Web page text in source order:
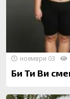
ноември 03